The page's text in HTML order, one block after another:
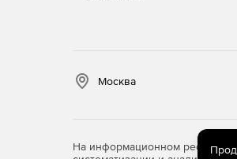
Регулярные проверки
Приобретайте Zoho
Москва
На информационном ресурсе